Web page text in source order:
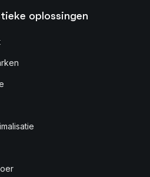
oplossingen